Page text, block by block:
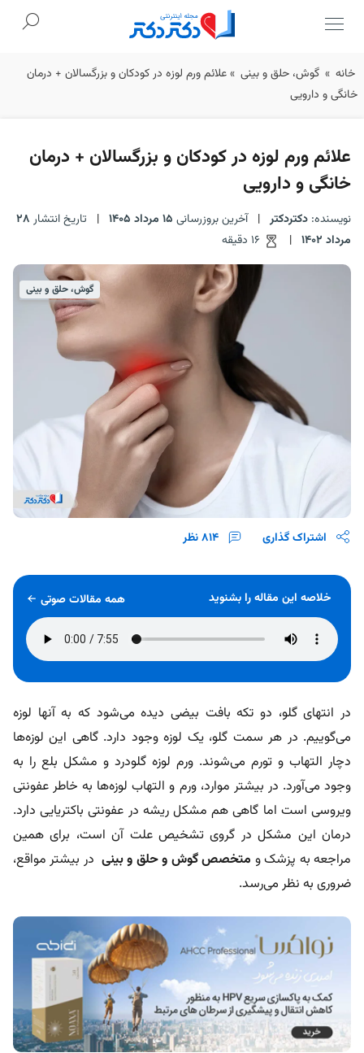
Skip
to
خانه » گوش، حلق و بینی »علائم ورم لوزه در کودکان و بزرگسالان + درمان
خانگی و دارویی
علائم ورم لوزه در کودکان و بزرگسالان + درمان
خانگی و دارویی
نویسنده: دکتردکتر | آخرین بروزرسانی 15 مرداد 1405 | تاریخ انتشار 28
مرداد 1402
|
گوش، حلق و بینی
اشتراک گذاری 814نظر
خلاصه این مقاله را بشنوید همه مقالات صوتی
در انتهای گلو، دو تکه بافت بیضی دیده می‌شود که به آنها لوزه
می‌گوییم. در هر سمت گلو، یک لوزه وجود دارد. گاهی این لوزه‌ها
دچار التهاب و تورم می‌شوند. ورم لوزه گلودرد و مشکل بلع را به
وجود می‌آورد. در بیشتر موارد، ورم و التهاب لوزه‌ها به خاطر عفونتی
ویروسی است اما گاهی هم مشکل ریشه در عفونتی باکتریایی دارد.
درمان این مشکل در گروی تشخیص علت آن است، برای همین
مراجعه به پزشک و متخصص گوش و حلق و بینی در بیشتر مواقع،
ضروری به نظر می‌رسد.